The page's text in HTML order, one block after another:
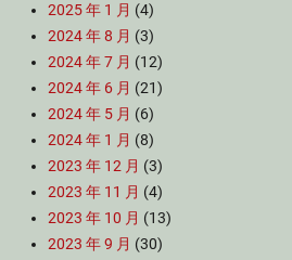
2025 年 1 月 (4)
2024 年 8 月 (3)
2024 年 7 月 (12)
2024 年 6 月 (21)
2024 年 5 月 (6)
2024 年 1 月 (8)
2023 年 12 月 (3)
2023 年 11 月 (4)
2023 年 10 月 (13)
2023 年 9 月 (30)